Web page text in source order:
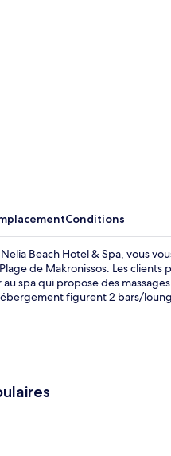
Conditions
Beach Hotel & Spa, vous
de Makronissos. Les
spa qui propose des
figurent 2 bars/